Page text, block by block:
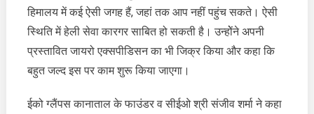
हिमालय में कई ऐसी जगह हैं, जहां तक आप नहीं पहुंच सकते। ऐसी
स्थिति में हेली सेवा कारगर साबित हो सकती है। उन्होेंने अपनी
प्रस्तावित जायरो एक्सपीडिसन का भी जिक्र किया और कहा कि
बहुत जल्द इस पर काम शुरू किया जाएगा।
ईको ग्लैंपस कानाताल के फाउंडर व सीईओ श्री संजीव शर्मा ने कहा